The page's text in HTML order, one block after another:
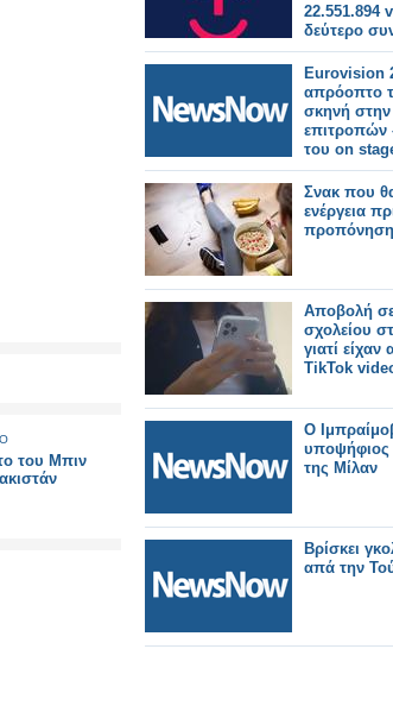
του Μπιν
22.551.894
δεύτερο
Eurovision
απρόοπτο
σκηνή
επιτροπών
του on
Σνακ που
ενέργεια
προπόνηση
Αποβολή
σχολείου
γιατί είχαν
TikTok
Ο
υποψήφιος
της Μίλαν
Βρίσκει
απά την